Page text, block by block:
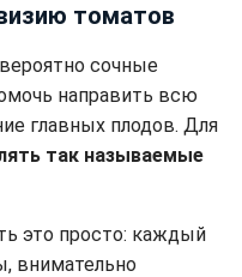
томатов
сочные
направить всю
главных плодов. Для
так называемые
это просто: каждый
внимательно